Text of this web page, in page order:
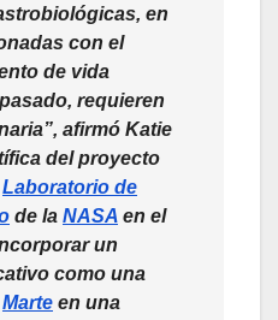
en
con el
de vida
requieren
afirmó Katie
del proyecto
Laboratorio de
de la NASA en el
un
como una
Marte en una